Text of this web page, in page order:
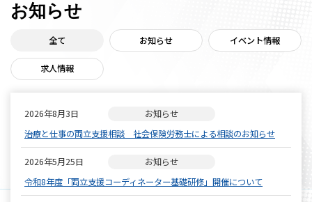
お知らせ
全て お知らせ イベント情報
求人情報
2026年8月3日
お知らせ
治療と仕事の両立支援相談 社会保険労務士による相談のお知らせ
2026年5月25日
お知らせ
令和8年度「両立支援コーディネーター基礎研修」開催について